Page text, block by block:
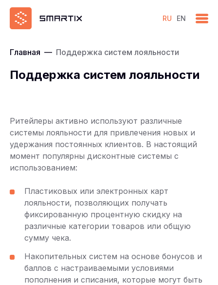
RU EN
Главная — Поддержка систем лояльности
Поддержка систем лояльности
Ритейлеры активно используют различные
системы лояльности для привлечения новых и
удержания постоянных клиентов. В настоящий
момент популярны дисконтные системы с
использованием:
Пластиковых или электронных карт
лояльности, позволяющих получать
фиксированную процентную скидку на
различные категории товаров или общую
сумму чека.
Накопительных систем на основе бонусов и
баллов с настраиваемыми условиями
пополнения и списания, которые могут быть